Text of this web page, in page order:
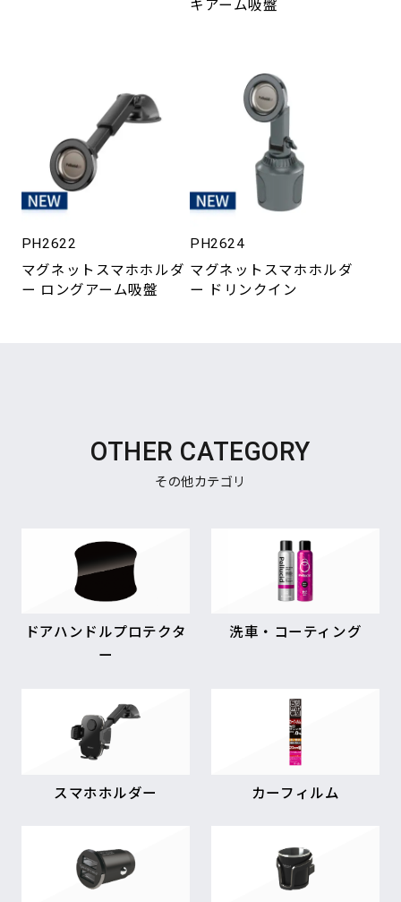
キアーム吸盤
PH2622
マグネットスマホホルダ
ー ロングアーム吸盤
PH2624
マグネットスマホホルダ
ー ドリンクイン
OTHER CATEGORY
その他カテゴリ
ドアハンドルプロテクタ
ー
洗車・コーティング
スマホホルダー カーフィルム